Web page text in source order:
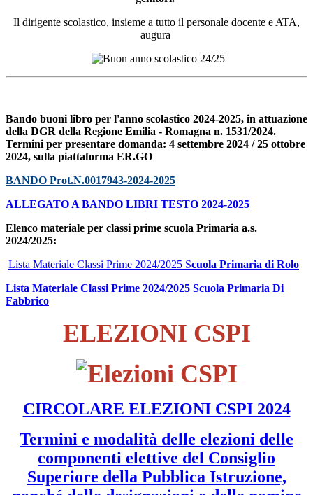
Il dirigente scolastico, insieme a tutto il personale docente e ATA,
augura
Bando buoni libro per l'anno scolastico 2024-2025, in attuazione
della DGR della Regione Emilia - Romagna n. 1531/2024.
Termini per presentare domanda: 4 settembre 2024 / 25 ottobre
2024, sulla piattaforma ER.GO
BANDO Prot.N.0017943-2024-2025
ALLEGATO A BANDO LIBRI TESTO 2024-2025
Elenco materiale per classi prime scuola Primaria a.s.
2024/2025:
Lista Materiale Classi Prime 2024/2025 Scuola Primaria di Rolo
Lista Materiale Classi Prime 2024/2025 Scuola Primaria Di
Fabbrico
ELEZIONI CSPI
CIRCOLARE ELEZIONI CSPI 2024
Termini e modalità delle elezioni delle
componenti elettive del Consiglio
Superiore della Pubblica Istruzione,